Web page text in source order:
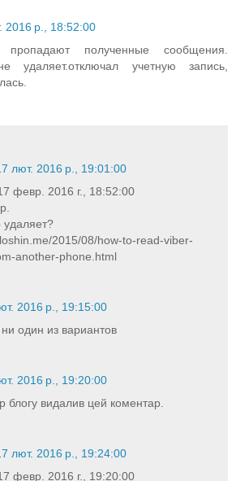
2016 р., 18:52:00
пропадают полученные сообщения.
удаляет.отключал учетную запись,
лют. 2016 р., 19:01:00
февр. 2016 г., 18:52:00
удаляет?
2015/08/how-to-read-viber-
another-phone.html
2016 р., 19:15:00
один из вариантов
2016 р., 19:20:00
блогу видалив цей коментар.
лют. 2016 р., 19:24:00
февр. 2016 г., 19:20:00